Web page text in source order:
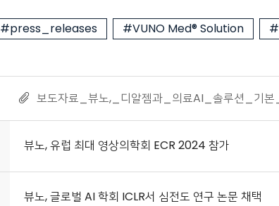
#press_releases #VUNO Med® Solution
보도자료_뷰노,_디알젬과_의료AI_솔루션_기
뷰노, 유럽 최대 영상의학회 ECR 2024 참가
뷰노, 글로벌 AI 학회 ICLR서 심전도 연구 논문 채택